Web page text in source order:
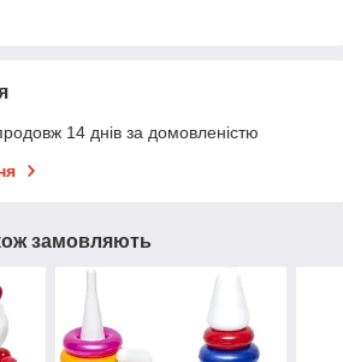
14 днів за домовленістю
замовляють